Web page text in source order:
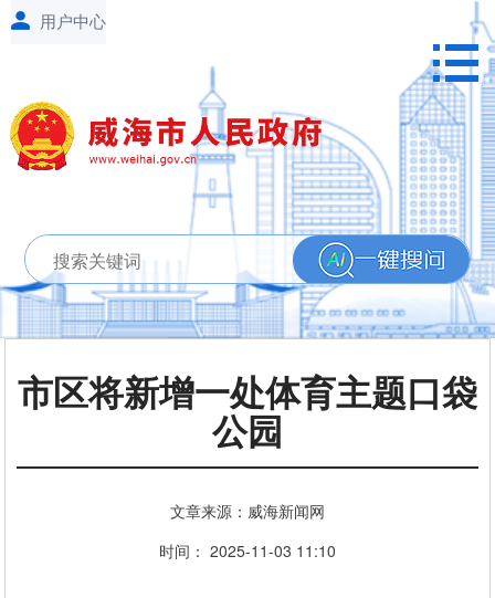
市区将新增一处体育主题口袋
公园
文章来源：威海新闻网
时间： 2025-11-03 11:10